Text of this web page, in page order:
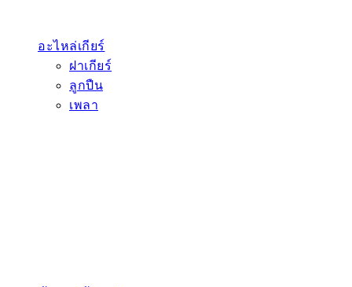
อะไหล่เกียร์
ฝาเกียร์
ลูกปืน
เพลา